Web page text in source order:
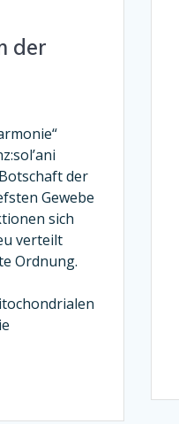
der
der
Gewebe
sich
verteilt
Ordnung.